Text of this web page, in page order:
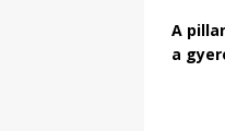
A
a